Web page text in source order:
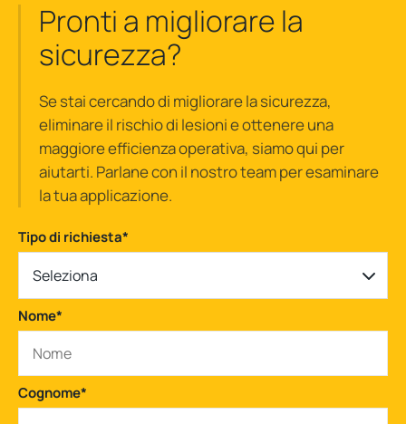
Pronti a migliorare la
sicurezza?
Se stai cercando di migliorare la sicurezza,
eliminare il rischio di lesioni e ottenere una
maggiore efficienza operativa, siamo qui per
aiutarti. Parlane con il nostro team per esaminare
la tua applicazione.
Tipo di richiesta*
Seleziona
Nome*
Cognome*